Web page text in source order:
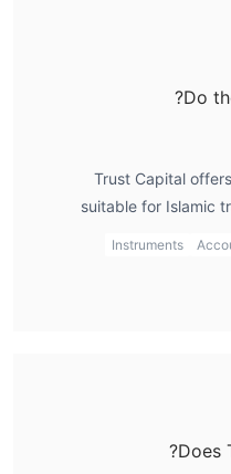
Do
Trust Capital
suitable for Islamic
Instruments
Does